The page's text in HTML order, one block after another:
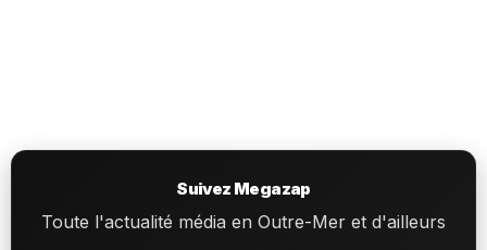
Suivez Megazap
Toute l'actualité média en Outre-Mer et d'ailleurs